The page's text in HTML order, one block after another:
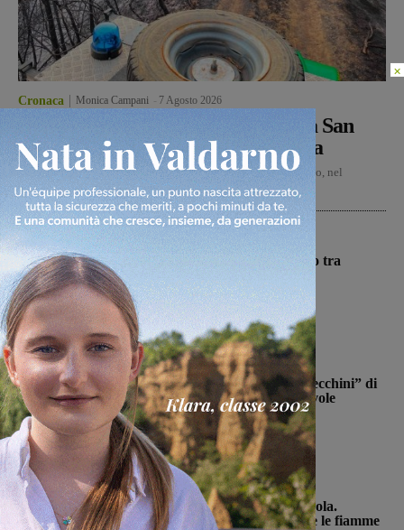
Cronaca Monica Campani 7 Agosto 2026
Bucine, incendio di oliveta e bosco a San
Pancrazio. Tre ettari l’area bruciata
Incendio alle 16.00 in località Villa Rubeschi, a San Pancrazio, nel
Comune di Bucine. L'incendio, che ha interessato una...
Cronaca
Autostrada, furgoncino a fuoco tra
Firenze sud e Incisa Reggello
Glenda Venturini - 7 Agosto 2026
Calcio
Il Terranuova Traiana allo “Zecchini” di
Grosseto per una gara amichevole
Michele Bossini - 7 Agosto 2026
Cronaca
Incendio nel bosco della Trappola.
Soccorsi sul posto per spegnere le fiamme
×